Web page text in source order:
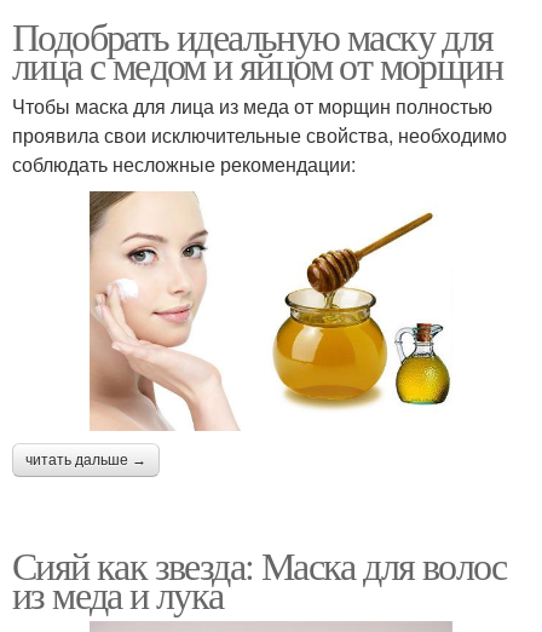
Подобрать идеальную маску для
лица с медом и яйцом от морщин
Чтобы маска для лица из меда от морщин полностью
проявила свои исключительные свойства, необходимо
соблюдать несложные рекомендации:
читать дальше →
Сияй как звезда: Маска для волос
из меда и лука